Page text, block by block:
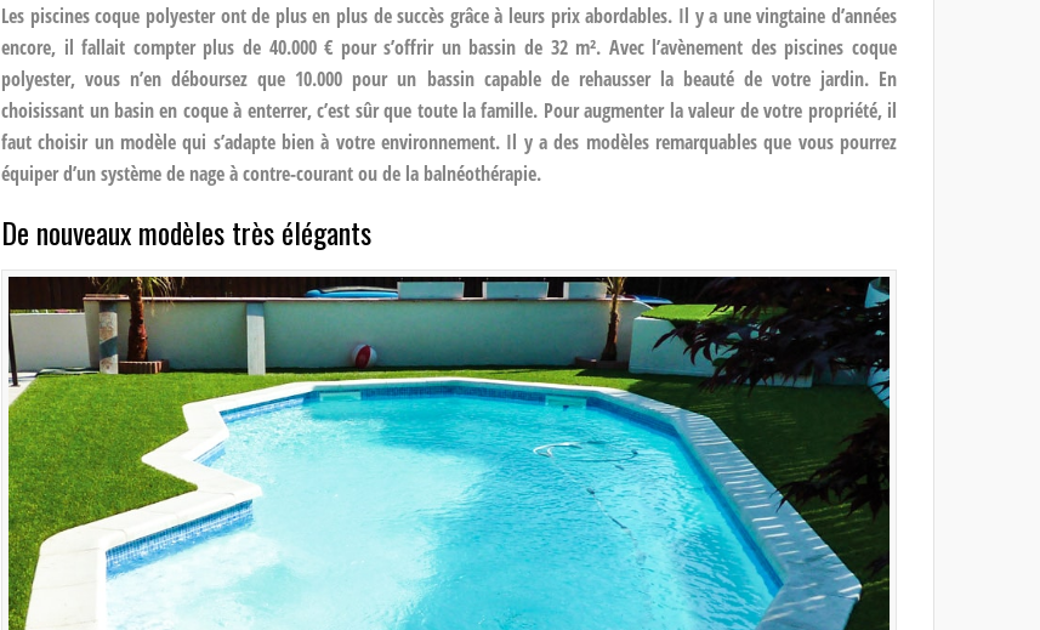
Les piscines coque polyester ont de plus en plus de succès grâce à leurs prix abordables. Il y a une vingtaine d’années
encore, il fallait compter plus de 40.000 € pour s’offrir un bassin de 32 m². Avec l’avènement des piscines coque
polyester, vous n’en déboursez que 10.000 pour un bassin capable de rehausser la beauté de votre jardin. En
choisissant un basin en coque à enterrer, c’est sûr que toute la famille. Pour augmenter la valeur de votre propriété, il
faut choisir un modèle qui s’adapte bien à votre environnement. Il y a des modèles remarquables que vous pourrez
équiper d’un système de nage à contre-courant ou de la balnéothérapie.
De nouveaux modèles très élégants